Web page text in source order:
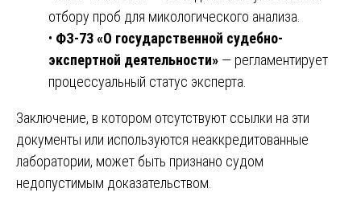
отбору проб для микологического анализа.
• ФЗ-73 «О государственной судебно-
экспертной деятельности» — регламентирует
процессуальный статус эксперта.
Заключение, в котором отсутствуют ссылки на эти
документы или используются неаккредитованные
лаборатории, может быть признано судом
недопустимым доказательством.